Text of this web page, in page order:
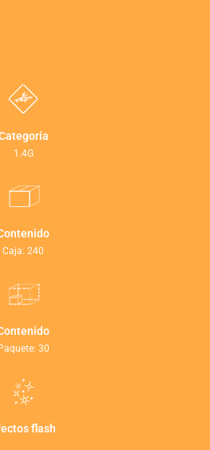
1.4G
Caja: 240
Paquete: 30
flash